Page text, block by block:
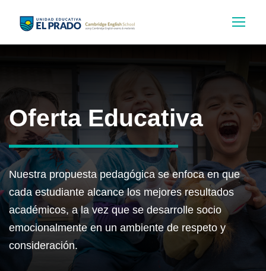
Oferta Educativa
Nuestra propuesta pedagógica se enfoca en que
cada estudiante alcance los mejores resultados
académicos, a la vez que se desarrolle socio
emocionalmente en un ambiente de respeto y
consideración.